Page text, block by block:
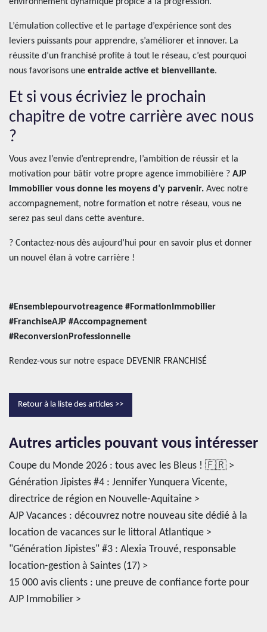
L’émulation collective et le partage d’expérience sont des
leviers puissants pour apprendre, s’améliorer et innover. La
réussite d’un franchisé profite à tout le réseau, c’est pourquoi
nous favorisons une entraide active et bienveillante.
Et si vous écriviez le prochain
chapitre de votre carrière avec nous
?
Vous avez l’envie d’entreprendre, l’ambition de réussir et la
motivation pour bâtir votre propre agence immobilière ? AJP
Immobilier vous donne les moyens d’y parvenir. Avec notre
accompagnement, notre formation et notre réseau, vous ne
serez pas seul dans cette aventure.
? Contactez-nous dès aujourd’hui pour en savoir plus et donner
un nouvel élan à votre carrière !
#Ensemblepourvotreagence #FormationImmobilier
#FranchiseAJP #Accompagnement
#ReconversionProfessionnelle
Rendez-vous sur notre espace DEVENIR FRANCHISÉ
Retour à la liste des articles >>
Autres articles pouvant vous intéresser
Coupe du Monde 2026 : tous avec les Bleus ! 🇫🇷 >
Génération Jipistes #4 : Jennifer Yunquera Vicente,
directrice de région en Nouvelle-Aquitaine >
AJP Vacances : découvrez notre nouveau site dédié à la
location de vacances sur le littoral Atlantique >
"Génération Jipistes" #3 : Alexia Trouvé, responsable
location-gestion à Saintes (17) >
15 000 avis clients : une preuve de confiance forte pour
AJP Immobilier >